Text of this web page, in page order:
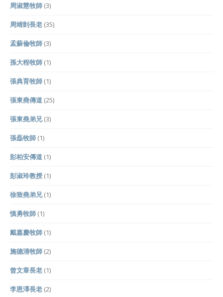
周淑慧牧師 (3)
周靖剴長老 (35)
孟蘇倫牧師 (3)
孫大程牧師 (1)
張典育牧師 (1)
張東堯傳道 (25)
張東堯弟兄(3)
張磊牧師 (1)
彭柏安傳道 (1)
彭淑玲教授 (1)
徐致堯弟兄(1)
慎勇牧師 (1)
戴嘉慶牧師 (1)
施德清牧師 (2)
曾文章長老 (1)
李恩澤長老 (2)